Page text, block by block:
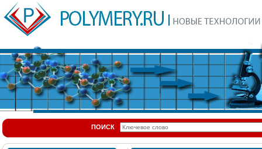
ПОИСК